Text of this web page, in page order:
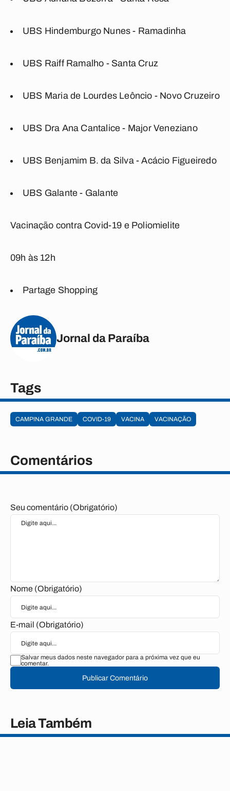
UBS Hindemburgo Nunes - Ramadinha
UBS Raiff Ramalho - Santa Cruz
UBS Maria de Lourdes Leôncio - Novo Cruzeiro
UBS Dra Ana Cantalice - Major Veneziano
UBS Benjamim B. da Silva - Acácio Figueiredo
UBS Galante - Galante
Vacinação contra Covid-19 e Poliomielite
09h às 12h
Partage Shopping
Jornal da Paraíba
Tags
CAMPINA GRANDE COVID-19 VACINA VACINAÇÃO
Comentários
Seu comentário (Obrigatório)
Nome (Obrigatório)
E-mail (Obrigatório)
Salvar meus dados neste navegador para a próxima vez que eu
comentar.
Publicar Comentário
Leia Também